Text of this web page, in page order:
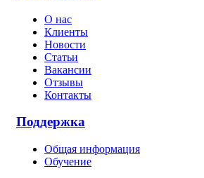
О нас
Клиенты
Новости
Статьи
Вакансии
Отзывы
Контакты
Поддержка
Общая информация
Обучение